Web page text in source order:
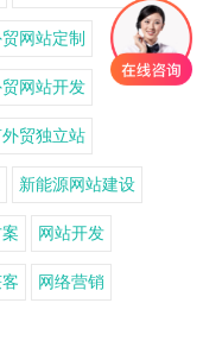
网站定制
网站开发
贸独立站
新能源网站建设
网站开发
网络营销